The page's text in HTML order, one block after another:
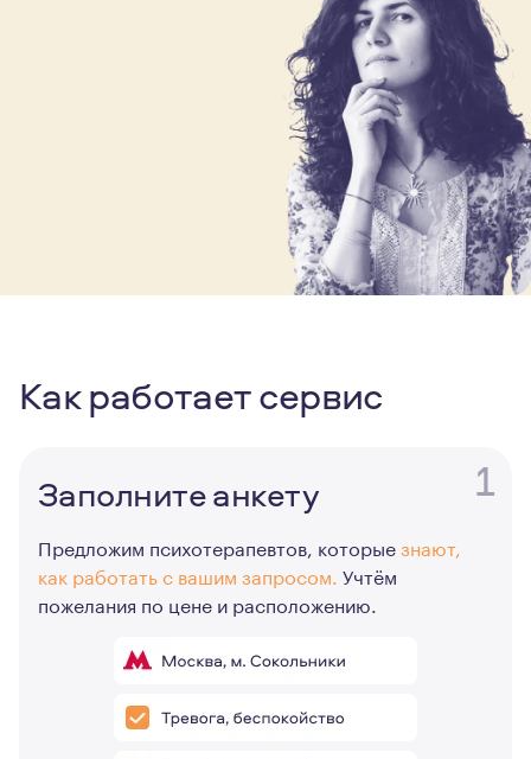
Как работает сервис
1
Заполните анкету
Предложим психотерапевтов, которыезнают,
как работать с вашим запросом. Учтём
пожелания по цене и расположению.